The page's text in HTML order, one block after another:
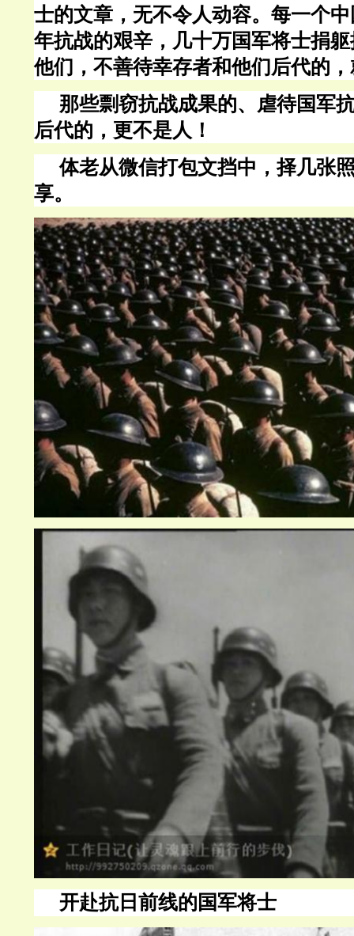
士的文章，无不令人动容。每一个
年抗战的艰辛，几十万国军将士捐
他们，不善待幸存者和他们后代的
那些剽窃抗战成果的、虐待国军
后代的，更不是人！
体老从微信打包文挡中，择几张
享。
开赴抗日前线的国军将士